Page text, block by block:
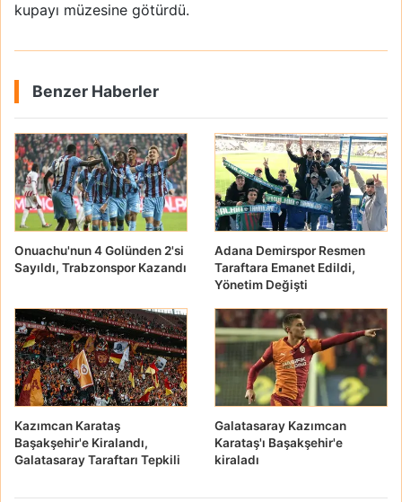
kupayı müzesine götürdü.
Benzer Haberler
Onuachu'nun 4 Golünden 2'si
Sayıldı, Trabzonspor Kazandı
Adana Demirspor Resmen
Taraftara Emanet Edildi,
Yönetim Değişti
Kazımcan Karataş
Başakşehir'e Kiralandı,
Galatasaray Taraftarı Tepkili
Galatasaray Kazımcan
Karataş'ı Başakşehir'e
kiraladı